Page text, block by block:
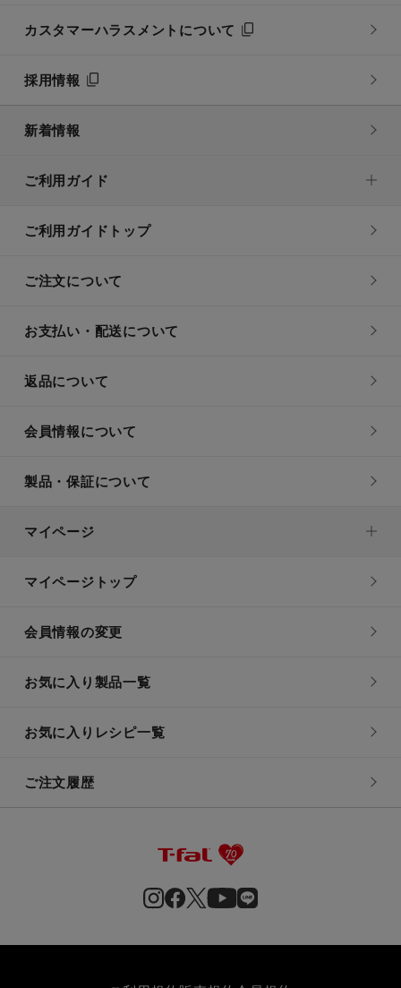
カスタマーハラスメントについて
採用情報
新着情報
ご利用ガイド
ご利用ガイドトップ
ご注文について
お支払い・配送について
返品について
会員情報について
製品・保証について
マイページ
マイページトップ
会員情報の変更
お気に入り製品一覧
お気に入りレシピ一覧
ご注文履歴